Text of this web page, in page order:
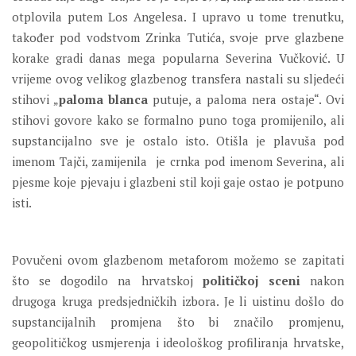
otplovila putem Los Angelesa. I upravo u tome trenutku,
također pod vodstvom Zrinka Tutića, svoje prve glazbene
korake gradi danas mega popularna Severina Vučković. U
vrijeme ovog velikog glazbenog transfera nastali su sljedeći
stihovi „paloma blanca putuje, a paloma nera ostaje“. Ovi
stihovi govore kako se formalno puno toga promijenilo, ali
supstancijalno sve je ostalo isto. Otišla je plavuša pod
imenom Tajči, zamijenila je crnka pod imenom Severina, ali
pjesme koje pjevaju i glazbeni stil koji gaje ostao je potpuno
isti.
Povučeni ovom glazbenom metaforom možemo se zapitati
što se dogodilo na hrvatskoj političkoj sceninakon
drugoga kruga predsjedničkih izbora. Je li uistinu došlo do
supstancijalnih promjena što bi značilo promjenu,
geopolitičkog usmjerenja i ideološkog profiliranja hrvatske,